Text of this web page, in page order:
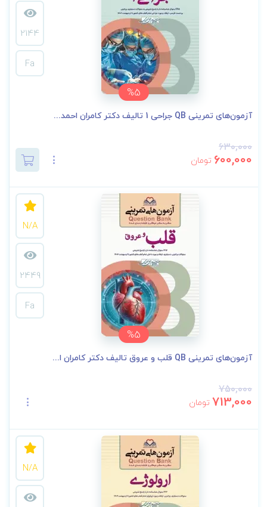
%5
2144
Fa
آزمون‌های تمرینی QB جراحی 1 تالیف دکتر کامران احمد...
630,000
600,000 تومان
%5
N/A
2449
Fa
آزمون‌های تمرینی QB قلب و عروق تالیف دکتر کامران ا...
750,000
713,000 تومان
N/A